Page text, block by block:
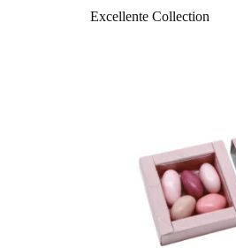
Excellente Collection